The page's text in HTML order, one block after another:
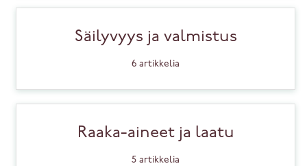
Asiakaspalvelu
Säilyvyys ja valmistus
6 artikkelia
Raaka-aineet ja laatu
5 artikkelia